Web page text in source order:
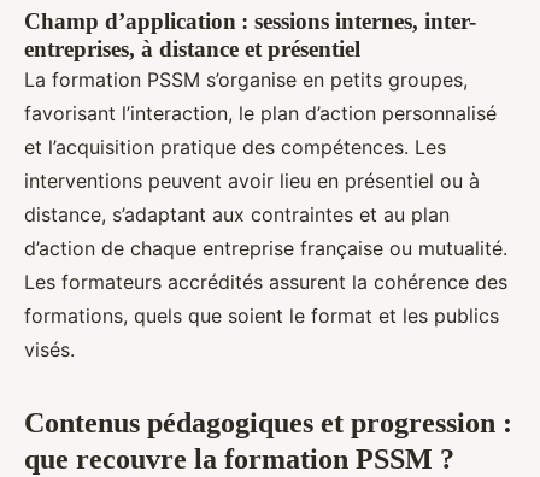
Champ d’application : sessions internes, inter-
entreprises, à distance et présentiel
La formation PSSM s’organise en petits groupes,
favorisant l’interaction, le plan d’action personnalisé
et l’acquisition pratique des compétences. Les
interventions peuvent avoir lieu en présentiel ou à
distance, s’adaptant aux contraintes et au plan
d’action de chaque entreprise française ou mutualité.
Les formateurs accrédités assurent la cohérence des
formations, quels que soient le format et les publics
visés.
Contenus pédagogiques et progression :
que recouvre la formation PSSM ?